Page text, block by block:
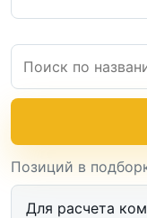
Позиций в
Для расчета